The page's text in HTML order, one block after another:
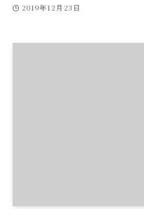
2019年12月23日